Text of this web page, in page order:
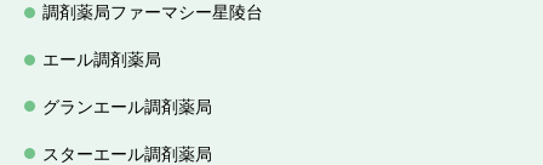
調剤薬局ファーマシー星陵台
エール調剤薬局
グランエール調剤薬局
スターエール調剤薬局